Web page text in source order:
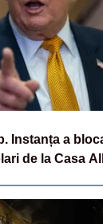
Instanța a
de la Casa